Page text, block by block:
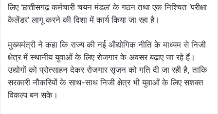
लिए ‘छत्तीसगढ़ कर्मचारी चयन मंडल’ के गठन तथा एक निश्चित ‘परीक्षा
कैलेंडर’ लागू करने की दिशा में कार्य किया जा रहा है।
मुख्यमंत्री ने कहा कि राज्य की नई औद्योगिक नीति के माध्यम से निजी
क्षेत्र में स्थानीय युवाओं के लिए रोजगार के अवसर बढ़ाए जा रहे हैं।
उद्योगों को प्रोत्साहन देकर रोजगार सृजन को गति दी जा रही है, ताकि
सरकारी नौकरियों के साथ-साथ निजी क्षेत्र भी युवाओं के लिए सशक्त
विकल्प बन सके।